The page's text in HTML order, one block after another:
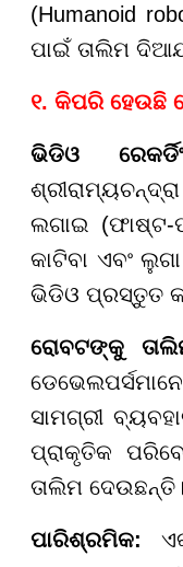
(Humanoid
ପାଇଁ ତାଲିମ
୧. କିପରି ହେଉଛି
ଭିଡିଓ
ଲଗାଇ (ଫାଷ୍ଟ-
କାଟିବା ଏବଂ
ଭିଡିଓ ପ୍ରସ୍ତୁତ
ରୋବଟଙ୍କୁ
ସାମଗ୍ରୀ
ପ୍ରାକୃତିକ
ତାଲିମ ଦେଉଛନ୍ତି।
ପାରିଶ୍ରମିକ: